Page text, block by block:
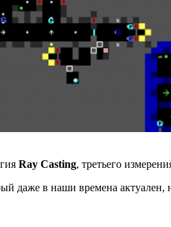
Ray Casting, третьего
даже в наши времена